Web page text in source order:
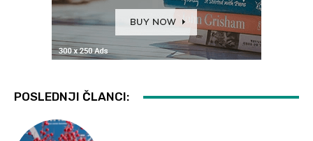
POSLEDNJI ČLANCI: